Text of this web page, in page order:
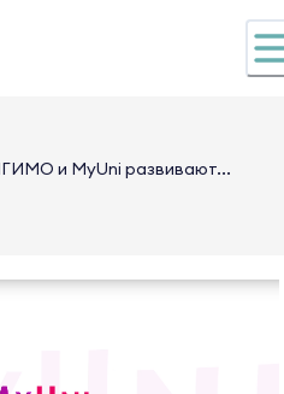
и MyUni развивают...